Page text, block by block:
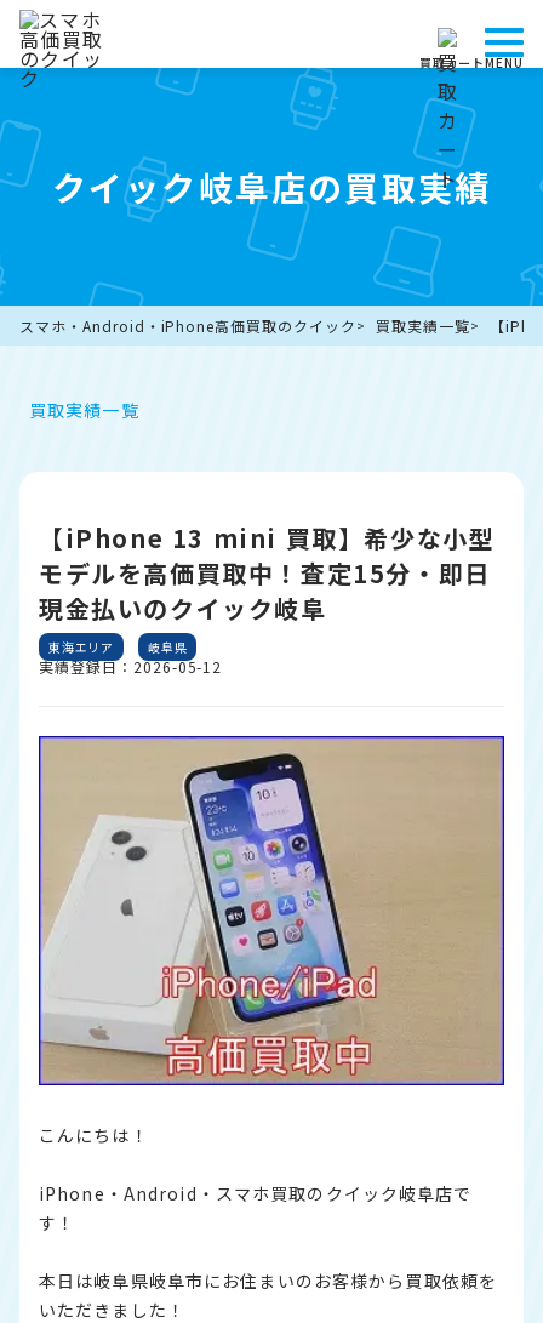
買取カートMENU
クイック岐阜店の買取実績
スマホ・Android・iPhone高価買取のクイック 買取実績一覧 【
買取実績一覧
【iPhone 13 mini 買取】希少な小型
モデルを高価買取中！査定15分・即日
現金払いのクイック岐阜
東海エリア 岐阜県
実績登録日：2026-05-12
こんにちは！
iPhone・Android・スマホ買取のクイック岐阜店で
す！
本日は岐阜県岐阜市にお住まいのお客様から買取依頼を
いただきました！